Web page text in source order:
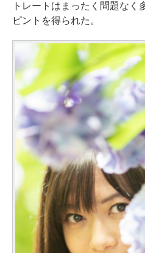
トレートはまったく問題なく
ピントを得られた。